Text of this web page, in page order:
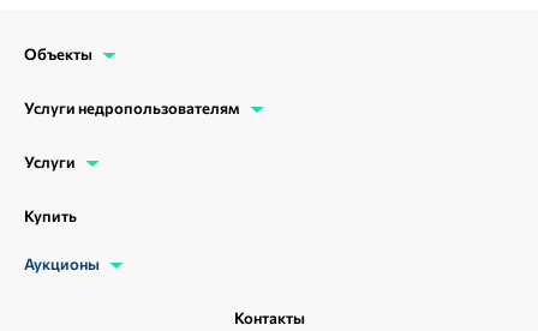
Объекты
Услуги недропользователям
Услуги
Купить
Аукционы
Контакты